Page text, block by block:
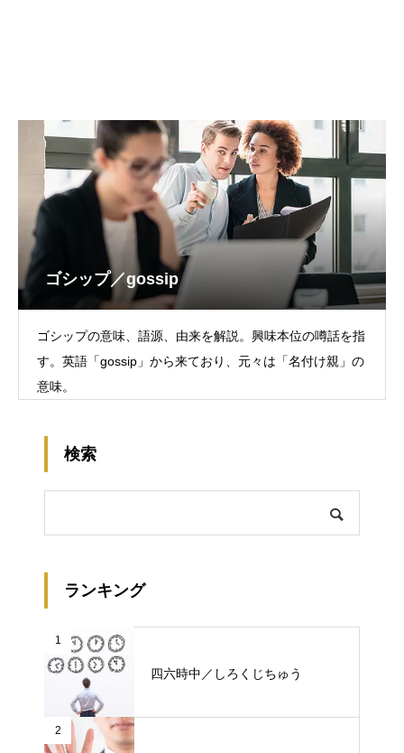
ゴシップ／gossip
ゴシップの意味、語源、由来を解説。興味本位の噂話を指
す。英語「gossip」から来ており、元々は「名付け親」の
意味。
検索
ランキング
1
四六時中／しろくじちゅう
2